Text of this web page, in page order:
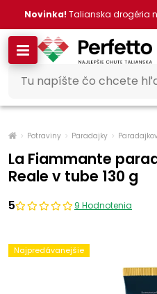
Novinka! Talianska drogéria
Potraviny Paradajky
La Fiammante
Reale v tube 130 g
5 9 Hodnotenia
Najpredávanejšie